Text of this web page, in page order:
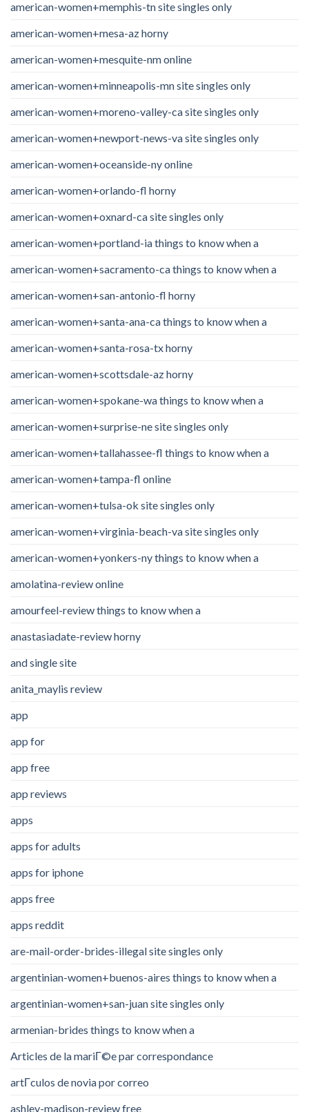
american-women+memphis-tn site singles only
american-women+mesa-az horny
american-women+mesquite-nm online
american-women+minneapolis-mn site singles only
american-women+moreno-valley-ca site singles only
american-women+newport-news-va site singles only
american-women+oceanside-ny online
american-women+orlando-fl horny
american-women+oxnard-ca site singles only
american-women+portland-ia things to know when a
american-women+sacramento-ca things to know when a
american-women+san-antonio-fl horny
american-women+santa-ana-ca things to know when a
american-women+santa-rosa-tx horny
american-women+scottsdale-az horny
american-women+spokane-wa things to know when a
american-women+surprise-ne site singles only
american-women+tallahassee-fl things to know when a
american-women+tampa-fl online
american-women+tulsa-ok site singles only
american-women+virginia-beach-va site singles only
american-women+yonkers-ny things to know when a
amolatina-review online
amourfeel-review things to know when a
anastasiadate-review horny
and single site
anita_maylis review
app
app for
app free
app reviews
apps
apps for adults
apps for iphone
apps free
apps reddit
are-mail-order-brides-illegal site singles only
argentinian-women+buenos-aires things to know when a
argentinian-women+san-juan site singles only
armenian-brides things to know when a
Articles de la mariГ©e par correspondance
artГ­culos de novia por correo
ashley-madison-review free